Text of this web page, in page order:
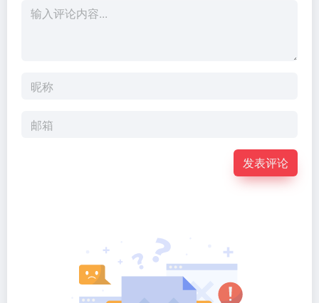
发表评论